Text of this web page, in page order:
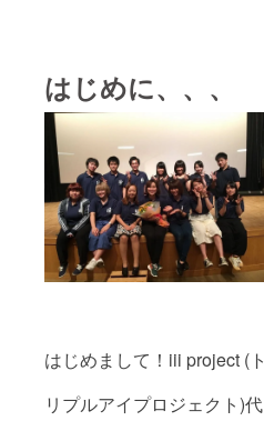
はじめに、、、
はじめまして！iii project (ト
リプルアイプロジェクト)代